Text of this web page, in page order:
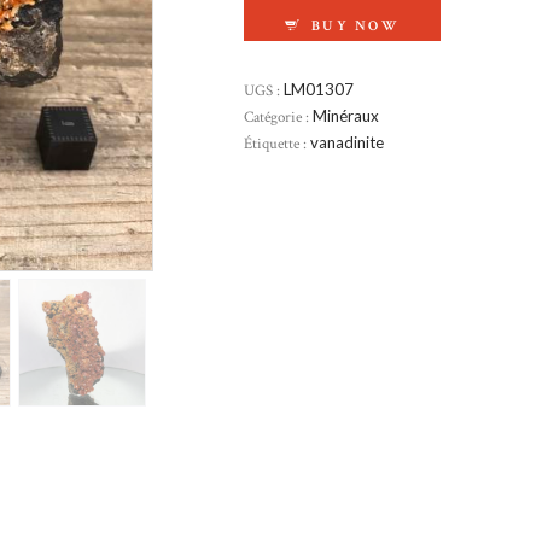
BUY NOW
UGS : LM01307
Catégorie : Minéraux
Étiquette : vanadinite